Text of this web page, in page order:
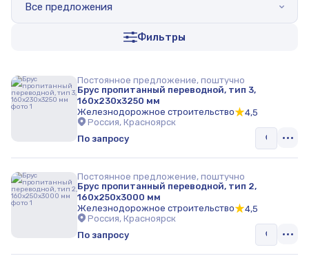
Все предложения
Фильтры
Постоянное предложение, поштучно
Брус пропитанный переводной, тип 3,
160х230х3250 мм
Железнодорожное строительство
4,5
Россия, Красноярск
По запросу
Постоянное предложение, поштучно
Брус пропитанный переводной, тип 2,
160х250х3000 мм
Железнодорожное строительство
4,5
Россия, Красноярск
По запросу